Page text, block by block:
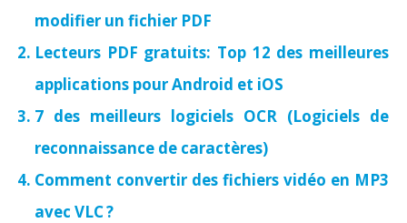
modifier un fichier PDF
Lecteurs PDF gratuits: Top 12 des meilleures
applications pour Android et iOS
7 des meilleurs logiciels OCR (Logiciels de
reconnaissance de caractères)
Comment convertir des fichiers vidéo en MP3
avec VLC ?